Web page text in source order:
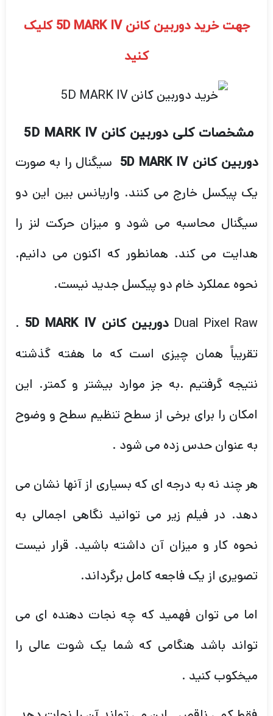
جهت خرید دوربین کانن 5D MARK IV کلیک
کنید
مشخصات کلی دوربین کانن 5D MARK IV
دوربین کانن 5D MARK IV
سیگنال را به صورت
یک پیکسل خارج می کنند. واریانس بین این دو
سیگنال محاسبه می شود و میزان حرکت لنز را
هدایت می کند. همانطور که اکنون می دانیم.
نحوه عملکرد خام دو پیکسل جدید نیست.
Dual Pixel Raw دوربین کانن 5D MARK IV
.
تقریباً همان چیزی است که ما هفته گذشته
نتیجه گرفتیم .به جز موارد بیشتر و کمتر. این
امکان را برای برخی از سطح تنظیم سطح و وضوح
به عنوان حدس زده می شود .
هر چند نه به درجه ای که بسیاری از آنها نشان می
دهد. در فیلم زیر می توانید نگاهی اجمالی به
نحوه کار و میزان آن داشته باشید. قرار نیست
تصویری از یک فاجعه کامل برگرداند.
اما می توان فهمید که چه نجات دهنده ای می
تواند باشد هنگامی که شما یک شوت عالی را
میخکوب کنید .